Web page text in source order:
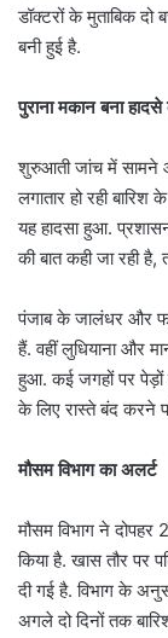
डॉक्टरों के मुताबिक दो
बनी हुई है.
पुराना मकान बना
शुरुआती जांच में सामने
लगातार हो रही
यह हादसा हुआ.
की बात कही जा रही
पंजाब के जालंधर और
हैं. वहीं लुधियाना और
हुआ. कई जगहों पर
के लिए रास्ते बंद करने
मौसम विभाग का अलर्ट
मौसम विभाग ने
किया है. खास तौर पर
दी गई है. विभाग के
अगले दो दिनों तक